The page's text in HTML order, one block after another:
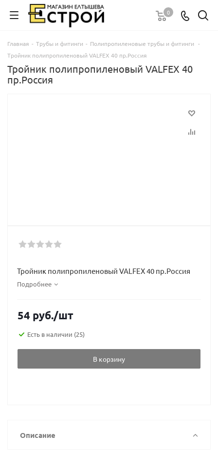
0
Главная - Трубы и фитинги - Полипропиленовые трубы и фитинги -
Тройник полипропиленовый VALFEX 40 пр.Россия
Тройник полипропиленовый VALFEX 40
пр.Россия
Тройник полипропиленовый VALFEX 40 пр.Россия
Подробнее
54 руб./шт
Есть в наличии (25)
В корзину
Описание